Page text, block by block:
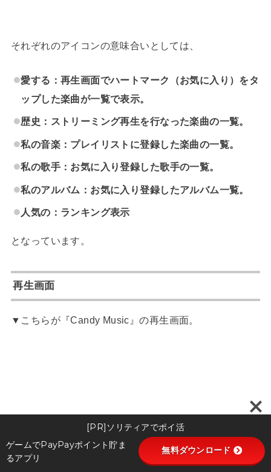
それぞれのアイコンの意味合いとしては、
愛する：再生画面でハートマーク（お気に入り）をタ
ップした楽曲が一覧で表示。
歴史：ストリーミング再生を行なった楽曲の一覧。
私の音楽：プレイリストに登録した楽曲の一覧。
私の歌手：お気に入り登録した歌手の一覧。
私のアルバム：お気に入り登録したアルバム一覧。
人気の：ランキング表示
となっています。
再生画面
▼こちらが『Candy Music』の再生画面。
[PR]ソリティアでポイ活
ゲームでPayPayポイント貯ま
るアプリ
無料ダウンロード